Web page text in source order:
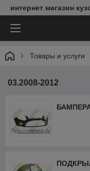
интернет магазин
Товары и услуги
03.2008-2012